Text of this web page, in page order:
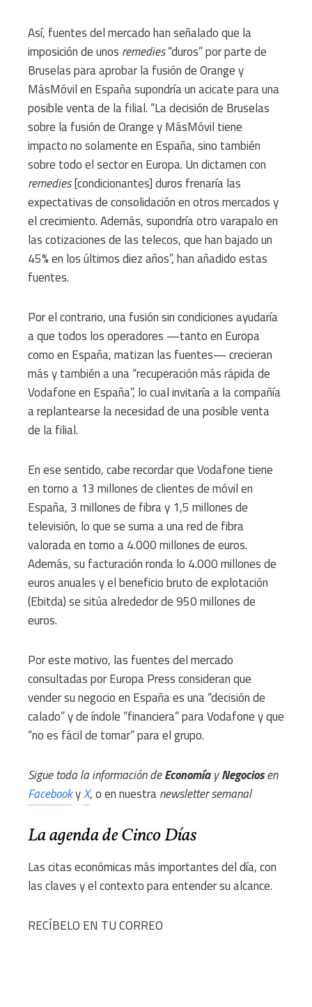
Así, fuentes del mercado han señalado que la
imposición de unos remedies“duros” por parte de
Bruselas para aprobar la fusión de Orange y
MásMóvil en España supondría un acicate para una
posible venta de la filial. “La decisión de Bruselas
sobre la fusión de Orange y MásMóvil tiene
impacto no solamente en España, sino también
sobre todo el sector en Europa. Un dictamen con
remedies[condicionantes] duros frenaría las
expectativas de consolidación en otros mercados y
el crecimiento. Además, supondría otro varapalo en
las cotizaciones de las telecos, que han bajado un
45% en los últimos diez años”, han añadido estas
fuentes.
Por el contrario, una fusión sin condiciones ayudaría
a que todos los operadores —tanto en Europa
como en España, matizan las fuentes— crecieran
más y también a una “recuperación más rápida de
Vodafone en España”, lo cual invitaría a la compañía
a replantearse la necesidad de una posible venta
de la filial.
En ese sentido, cabe recordar que Vodafone tiene
en torno a 13 millones de clientes de móvil en
España, 3 millones de fibra y 1,5 millones de
televisión, lo que se suma a una red de fibra
valorada en torno a 4.000 millones de euros.
Además, su facturación ronda lo 4.000 millones de
euros anuales y el beneficio bruto de explotación
(Ebitda) se sitúa alrededor de 950 millones de
euros.
Por este motivo, las fuentes del mercado
consultadas por Europa Press consideran que
vender su negocio en España es una “decisión de
calado” y de índole “financiera” para Vodafone y que
“no es fácil de tomar” para el grupo.
Sigue toda la información deEconomíayNegociosen
FacebookyX, o en nuestranewsletter semanal
La agenda de Cinco Días
Las citas económicas más importantes del día, con
las claves y el contexto para entender su alcance.
RECÍBELO EN TU CORREO